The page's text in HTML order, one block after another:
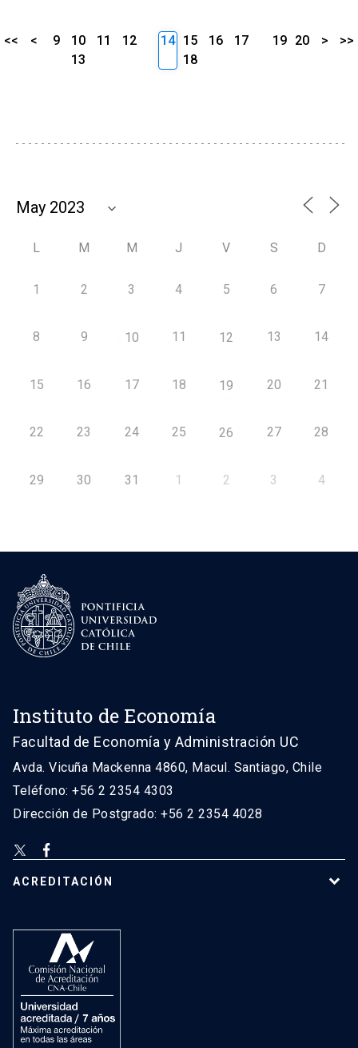
<< < 9 10 11
12
13
14 15 16
17
18
19 20 > >>
L M M J V S D
1 2 3 4 5 6 7
8 9 10 11 12 13 14
15 16 17 18 19 20 21
22 23 24 25 26 27 28
29 30 31 1 2 3 4
Instituto de Economía
Facultad de Economía y Administración UC
Avda. Vicuña Mackenna 4860, Macul. Santiago, Chile
Teléfono: +56 2 2354 4303
Dirección de Postgrado: +56 2 2354 4028
ACREDITACIÓN